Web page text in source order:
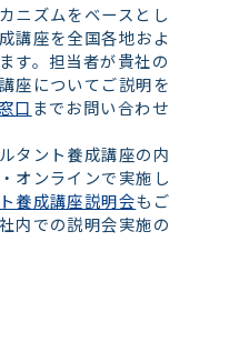
ニズムをベースとし
講座を全国各地およ
す。担当者が貴社の
座についてご説明を
口 までお問い合わせ
タント養成講座の内
オンラインで実施し
養成講座説明会もご
内での説明会実施の